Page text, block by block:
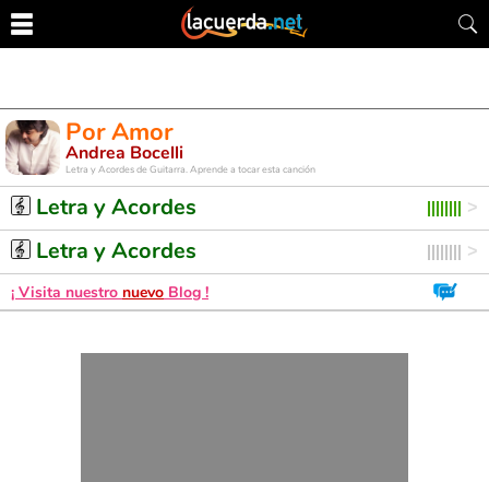
Por Amor
Andrea Bocelli
Letra y Acordes de Guitarra. Aprende a tocar esta canción
Letra y Acordes
Letra y Acordes
¡ Visita nuestro nuevo Blog !